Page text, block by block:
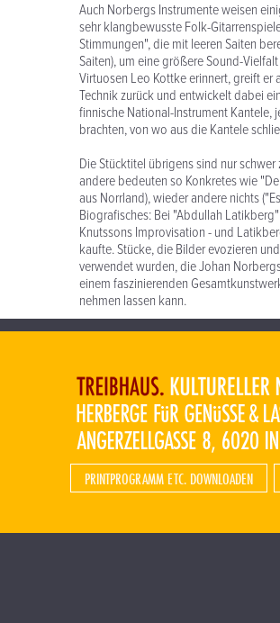
Auch Norbergs Instrumente weisen
sehr klangbewusste Folk-
Stimmungen", die mit leeren Saiten
Saiten), um eine größere Sound-
Virtuosen Leo Kottke erinnert, greift
Technik zurück und entwickelt dabei
finnische National-Instrument Kantele,
brachten, von wo aus die Kantele
Die Stücktitel übrigens sind nur
andere bedeuten so Konkretes wie
aus Norrland), wieder andere nichts
Biografisches: Bei "Abdullah
Knutssons Improvisation - und
kaufte. Stücke, die Bilder evozieren
verwendet wurden, die Johan
einem faszinierenden
nehmen lassen kann.
PRINTPROGRAMM ETC. DOWNLOADEN